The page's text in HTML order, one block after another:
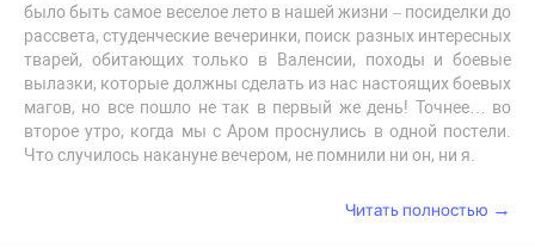
было быть самое веселое лето в нашей жизни – посиделки до
рассвета, студенческие вечеринки, поиск разных интересных
тварей, обитающих только в Валенсии, походы и боевые
вылазки, которые должны сделать из нас настоящих боевых
магов, но все пошло не так в первый же день! Точнее… во
второе утро, когда мы с Аром проснулись в одной постели.
Что случилось накануне вечером, не помнили ни он, ни я.
Читать полностью →